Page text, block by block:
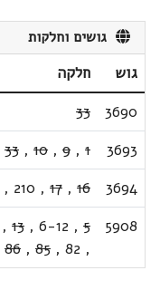
גושים וחלקות
גוש
חלקה
3690
33
3693
1
,
9
,
10
,
33
3694
16
,
17
,
210
,
5908
5
,
6-12
,
13
,
,
82
,
85
,
86